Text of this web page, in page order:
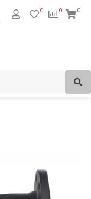
0
0 0